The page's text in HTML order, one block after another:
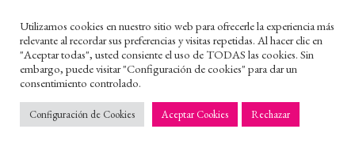
Canal de denuncias
Política de cookies
Política de privacidad en redes sociales
Aviso Legal
Utilizamos cookies en nuestro sitio web para ofrecerle la experiencia más
relevante al recordar sus preferencias y visitas repetidas. Al hacer clic en
"Aceptar todas", usted consiente el uso de TODAS las cookies. Sin
embargo, puede visitar "Configuración de cookies" para dar un
consentimiento controlado.
Configuración de Cookies Aceptar Cookies Rechazar
1